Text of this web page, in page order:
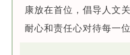
康放在首位，倡导人文
耐心和责任心对待每一位